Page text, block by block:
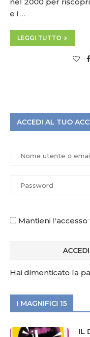
e i …
LEGGI TUTTO
ACCEDI AL TUO
Mantieni
Hai dimenticato la
I MAGNIFICI 15
IL